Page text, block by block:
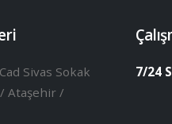
Sivas Sokak
Ataşehir /
7/24